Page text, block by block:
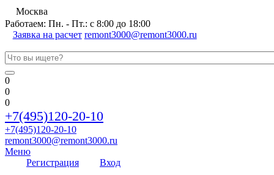
Москва
Работаем: Пн. - Пт.: с 8:00 до 18:00
Заявка на расчет remont3000@remont3000.ru
0
0
0
+7(495)120-20-10
+7(495)120-20-10
remont3000@remont3000.ru
Меню
Регистрация
Вход